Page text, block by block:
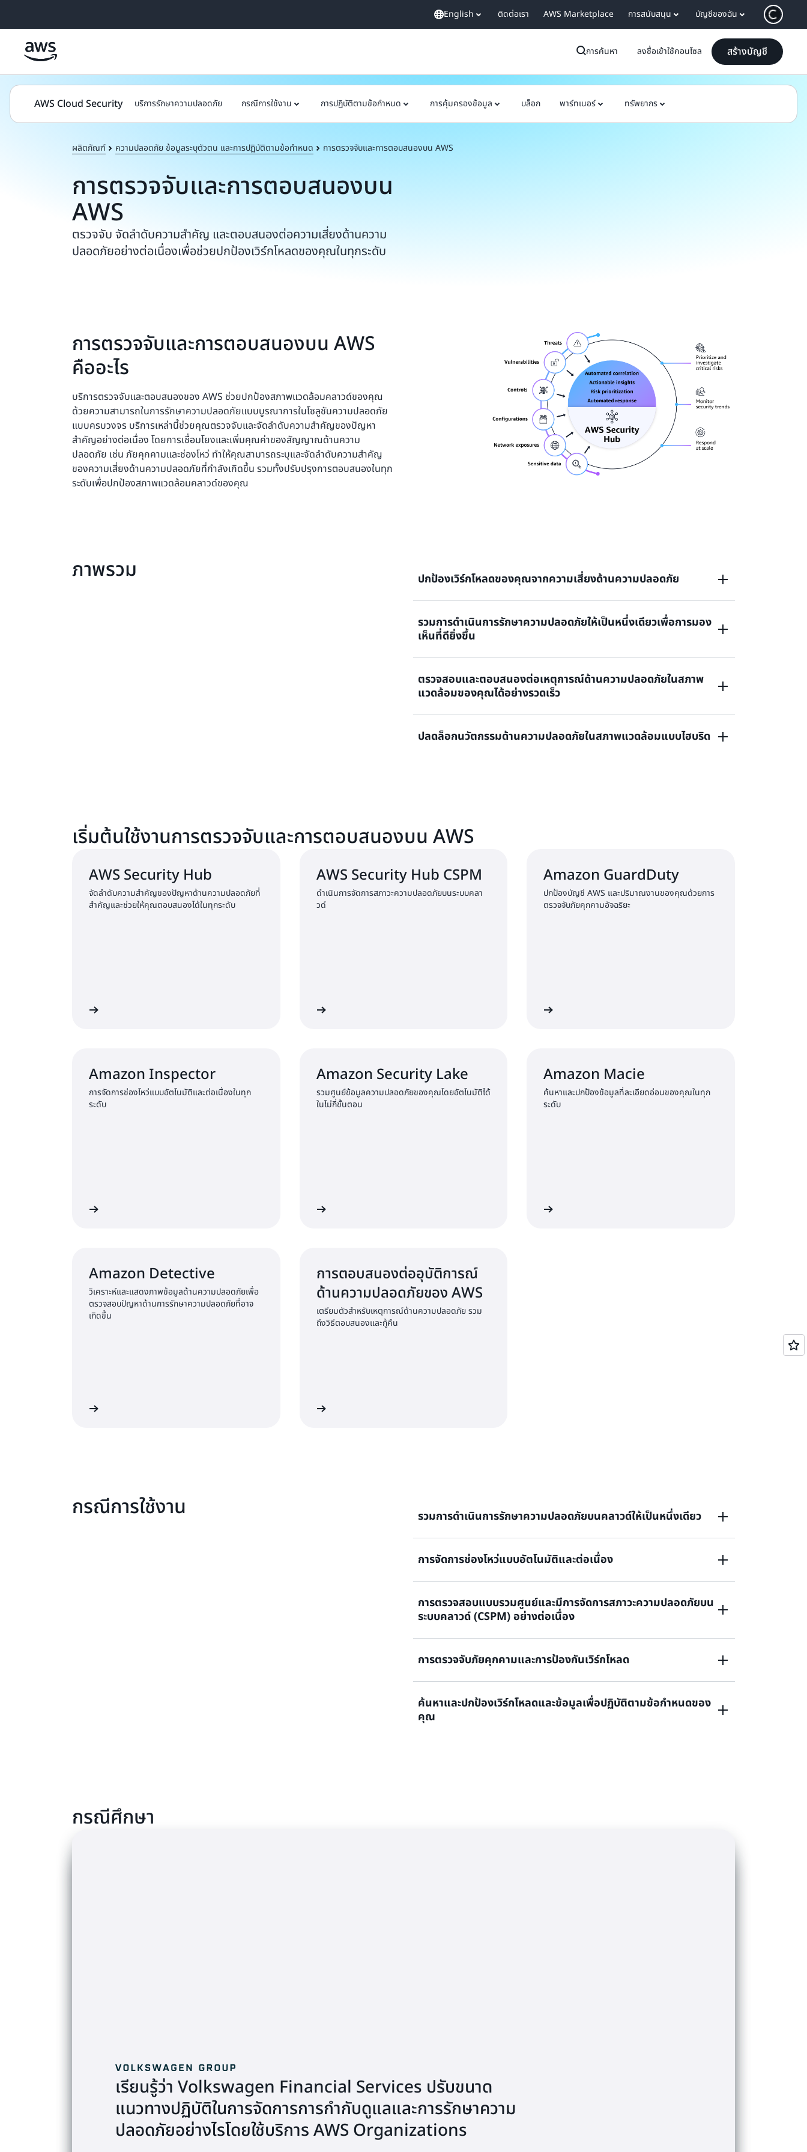
English ติดต่อเรา AWS Marketplace การสนับสนุน บัญชีของฉัน
การค้นหา ลงชื่อเข้าใช้คอนโซล สร้างบัญชี
AWS Cloud Security บริการรักษาความปลอดภัย กรณีการใช้งาน การปฏิบัติตามข้อกำหนด การคุ้มครองข้อมูล บล็อก พาร์ทเนอร์ ทรัพยากร
ผลิตภัณฑ์ ความปลอดภัย ข้อมูลระบุตัวตน และการปฏิบัติตามข้อกำหนด การตรวจจับและการตอบสนองบน AWS
การตรวจจับและการตอบสนองบน
AWS
ตรวจจับ จัดลำดับความสำคัญ และตอบสนองต่อความเสี่ยงด้านความ
ปลอดภัยอย่างต่อเนื่องเพื่อช่วยปกป้องเวิร์กโหลดของคุณในทุกระดับ
การตรวจจับและการตอบสนองบน AWS
คืออะไร
บริการตรวจจับและตอบสนองของ AWS ช่วยปกป้องสภาพแวดล้อมคลาวด์ของคุณ
ด้วยความสามารถในการรักษาความปลอดภัยแบบบูรณาการในโซลูชันความปลอดภัย
แบบครบวงจร บริการเหล่านี้ช่วยคุณตรวจจับและจัดลำดับความสำคัญของปัญหา
สำคัญอย่างต่อเนื่อง โดยการเชื่อมโยงและเพิ่มคุณค่าของสัญญาณด้านความ
ปลอดภัย เช่น ภัยคุกคามและช่องโหว่ ทำให้คุณสามารถระบุและจัดลำดับความสำคัญ
ของความเสี่ยงด้านความปลอดภัยที่กำลังเกิดขึ้น รวมทั้งปรับปรุงการตอบสนองในทุก
ระดับเพื่อปกป้องสภาพแวดล้อมคลาวด์ของคุณ
ภาพรวม ปกป้องเวิร์กโหลดของคุณจากความเสี่ยงด้านความปลอดภัย
ตรวจจับและจัดลำดับความสำคัญอย่างต่อเนื่องผ่านความสัมพันธ์อัตโนมัติและ
การเพิ่มความเข้มข้นของสัญญาณความปลอดภัย เช่น ภัยคุกคามและช่องโหว่
รวมการดำเนินการรักษาความปลอดภัยให้เป็นหนึ่งเดียวเพื่อการมอง
เห็นที่ดียิ่งขึ้น
รับการมองเห็นความปลอดภัยที่กว้างขึ้นในสภาพแวดล้อมระบบคลาวด์ของคุณ
ผ่านการจัดการแบบรวมศูนย์ในโซลูชันความปลอดภัยแบบครบวงจร รวมข้อมูล
ตรวจสอบและตอบสนองต่อเหตุการณ์ด้านความปลอดภัยในสภาพ
แวดล้อมของคุณได้อย่างรวดเร็ว
ระบุและจัดลำดับความสำคัญของความเสี่ยงที่กำลังเกิดขึ้นผ่านข้อมูลเชิงลึกที่นำ
ไปปฏิบัติได้จริงและเวิร์กโฟลว์อัตโนมัติ เพื่อให้สามารถตอบสนองได้อย่างมี
ปลดล็อกนวัตกรรมด้านความปลอดภัยในสภาพแวดล้อมแบบไฮบริด
เริ่มต้นใช้งานการตรวจจับและการตอบสนองบน AWS
AWS Security Hub
จัดลำดับความสำคัญของปัญหาด้านความปลอดภัยที่
สำคัญและช่วยให้คุณตอบสนองได้ในทุกระดับ
AWS Security Hub CSPM
ดำเนินการจัดการสภาวะความปลอดภัยบนระบบคลา
วด์
Amazon GuardDuty
ปกป้องบัญชี AWS และปริมาณงานของคุณด้วยการ
ตรวจจับภัยคุกคามอัจฉริยะ
Amazon Inspector
การจัดการช่องโหว่แบบอัตโนมัติและต่อเนื่องในทุก
ระดับ
Amazon Security Lake
รวมศูนย์ข้อมูลความปลอดภัยของคุณโดยอัตโนมัติได้
ในไม่กี่ขั้นตอน
Amazon Macie
ค้นหาและปกป้องข้อมูลที่ละเอียดอ่อนของคุณในทุก
ระดับ
Amazon Detective
วิเคราะห์และแสดงภาพข้อมูลด้านความปลอดภัยเพื่อ
ตรวจสอบปัญหาด้านการรักษาความปลอดภัยที่อาจ
เกิดขึ้น
การตอบสนองต่ออุบัติการณ์
ด้านความปลอดภัยของ AWS
เตรียมตัวสำหรับเหตุการณ์ด้านความปลอดภัย รวม
ถึงวิธีตอบสนองและกู้คืน
กรณีการใช้งาน รวมการดำเนินการรักษาความปลอดภัยบนคลาวด์ให้เป็นหนึ่งเดียว
ระบุความเสี่ยงที่กำลังเกิดขึ้นผ่านสัญญาณที่รวมเป็นหนึ่งจากบริการรักษาความ
เรียนรู้เพิ่มเติมเกี่ยวกับ AWS Security Hub”
การจัดการช่องโหว่แบบอัตโนมัติและต่อเนื่อง
ค้นหาและกำหนดเส้นทางผลการค้นพบช่องโหว่แบบเกือบเรียลไทม์ไปยังทีมที่
เหมาะสมโดยอัตโนมัติและอย่างรวดเร็วเพื่อให้ทีมสามารถดำเนินการได้ทันที
เรียนรู้เพิ่มเติมเกี่ยวกับ Amazon Inspector”
การตรวจสอบแบบรวมศูนย์และมีการจัดการสภาวะความปลอดภัยบน
ระบบคลาวด์ (CSPM) อย่างต่อเนื่อง
ตรวจจับและแก้ไขการกำหนดค่าที่ไม่ถูกต้องของทรัพยากรคลาวด์และความเสี่ยง
เรียนรู้เพิ่มเติมเกี่ยวกับ AWS Security Hub”
การตรวจจับภัยคุกคามและการป้องกันเวิร์กโหลด
ปกป้องบัญชีและเวิร์กโหลดของคุณจากภัยคุกคามที่อาจเกิดขึ้น ปรับปรุงการ
ตอบสนองภัยคุกคามด้วยระบบอัตโนมัติ และลดผลกระทบทางธุรกิจผ่านการแก้ไข
ค้นหาและปกป้องเวิร์กโหลดและข้อมูลเพื่อปฏิบัติตามข้อกำหนดของ
คุณ
กรณีศึกษา
เรียนรู้ว่า Volkswagen Financial Services ปรับขนาด
แนวทางปฏิบัติในการจัดการการกำกับดูแลและการรักษาความ
ปลอดภัยอย่างไรโดยใช้บริการ AWS Organizations
เรียนรู้วิธีที่ Snap ระบุภัยคุกคามโดยการเฝ้าติดตามกิจกรรมบน
เครือข่ายและพฤติกรรมการใช้บัญชีภายในสภาพแวดล้อม AWS
อย่างต่อเนื่อง
Warner Bros Discovery ปรับขนาดการตรวจจับภัยคุกคาม